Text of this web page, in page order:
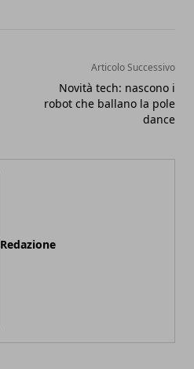
Articolo Successivo
Novità tech: nascono i
robot che ballano la pole
dance
Redazione